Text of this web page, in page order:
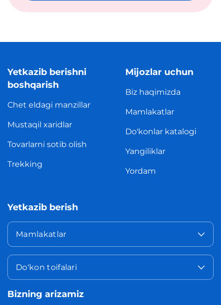
Yetkazib berishni
boshqarish
Chet eldagi manzillar
Mustaqil xaridlar
Tovarlarni sotib olish
Trekking
Mijozlar uchun
Biz haqimizda
Mamlakatlar
Do'konlar katalogi
Yangiliklar
Yordam
Yetkazib berish
Mamlakatlar
Do'kon toifalari
Bizning arizamiz